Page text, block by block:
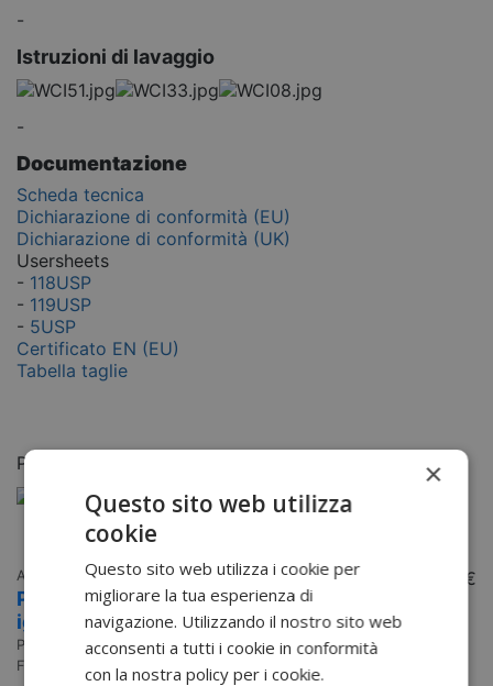
-
Istruzioni di lavaggio
-
Documentazione
Scheda tecnica
Dichiarazione di conformità (EU)
Dichiarazione di conformità (UK)
Usersheets
- 118USP
- 119USP
- 5USP
Certificato EN (EU)
Tabella taglie
Potrebbero piacerti anche
Abbigliamento da lavoro Alta Visibilità
Pile Hi-Vis classe 3 antistatico e
ignifugo FR31 Portwest
Portwest
FR31
120,00 €
×
Questo sito web utilizza
cookie
Questo sito web utilizza i cookie per
migliorare la tua esperienza di
navigazione. Utilizzando il nostro sito web
acconsenti a tutti i cookie in conformità
con la nostra policy per i cookie.